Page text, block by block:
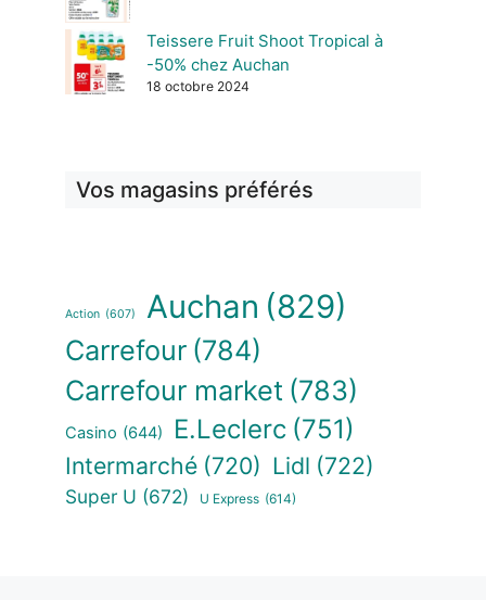
Teissere Fruit Shoot Tropical à
-50% chez Auchan
18 octobre 2024
Vos magasins préférés
Action (607) Auchan (829)
Carrefour (784)
Carrefour market (783)
Casino (644) E.Leclerc (751)
Intermarché (720) Lidl (722)
Super U (672) U Express (614)